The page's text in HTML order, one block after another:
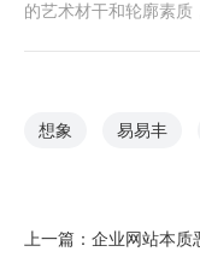
的艺术材干和轮廓素质
想象 易易丰
上一篇： 企业网站本质